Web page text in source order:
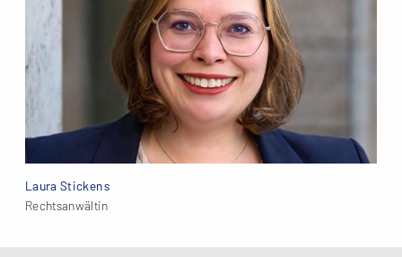
Laura Stickens
Rechtsanwältin